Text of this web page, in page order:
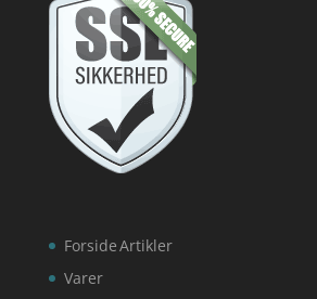
Forside
Varer
Artikler